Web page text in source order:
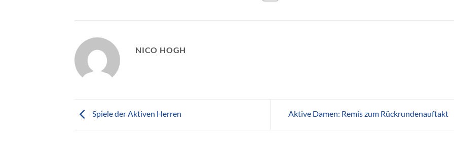
NICO HOGH
Spiele der Aktiven Herren Aktive Damen: Remis zum Rückrundenauftakt